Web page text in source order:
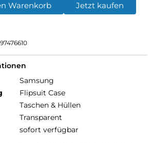
Warenkorb Jetzt kaufen
Samsung
Flipsuit Case
Taschen & Hüllen
Transparent
sofort verfügbar